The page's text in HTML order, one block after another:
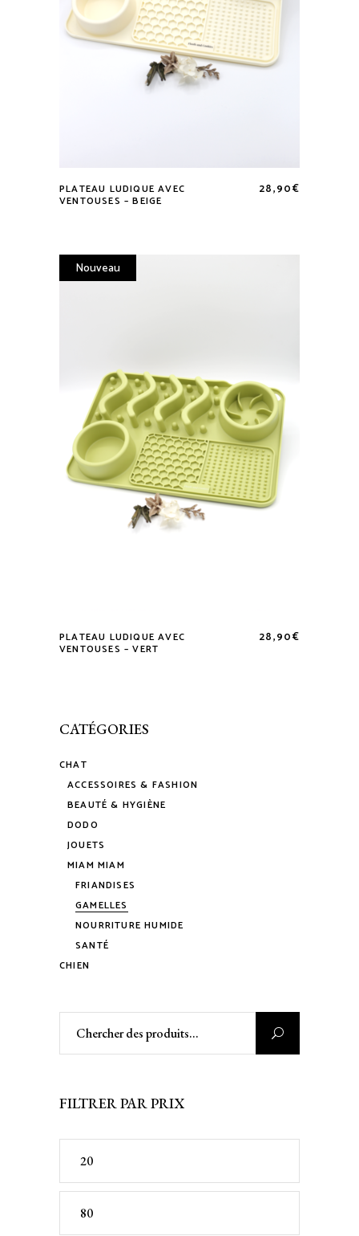
produit
PLATEAU LUDIQUE AVEC
VENTOUSES – BEIGE
28,90€
Nouveau
PLATEAU LUDIQUE AVEC
VENTOUSES – VERT
28,90€
CATÉGORIES
CHAT
ACCESSOIRES & FASHION
BEAUTÉ & HYGIÈNE
DODO
JOUETS
MIAM MIAM
FRIANDISES
GAMELLES
NOURRITURE HUMIDE
SANTÉ
CHIEN
FILTRER PAR PRIX